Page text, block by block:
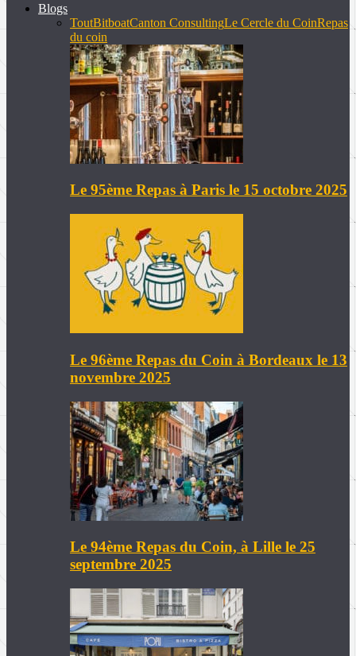
Blogs
ToutBitboatCanton ConsultingLe Cercle du CoinRepas
du coin
Le 95ème Repas à Paris le 15 octobre 2025
Le 96ème Repas du Coin à Bordeaux le 13
novembre 2025
Le 94ème Repas du Coin, à Lille le 25
septembre 2025